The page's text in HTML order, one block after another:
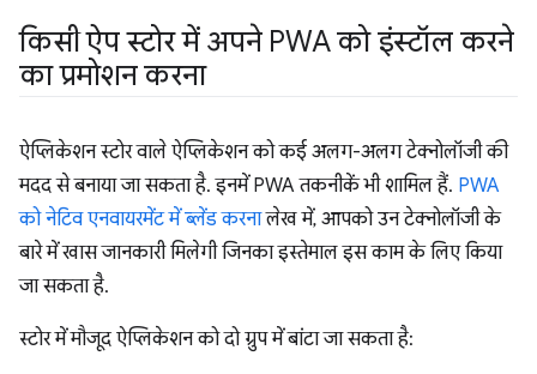
किसी ऐप स्टोर में अपने PWA को इंस्टॉल करने
का प्रमोशन करना
ऐप्लिकेशन स्टोर वाले ऐप्लिकेशन को कई अलग-अलग टेक्नोलॉजी की
मदद से बनाया जा सकता है. इनमें PWA तकनीकें भी शामिल हैं. PWA
को नेटिव एनवायरमेंट में ब्लेंड करनालेख में, आपको उन टेक्नोलॉजी के
बारे में खास जानकारी मिलेगी जिनका इस्तेमाल इस काम के लिए किया
जा सकता है.
स्टोर में मौजूद ऐप्लिकेशन को दो ग्रुप में बांटा जा सकता है: